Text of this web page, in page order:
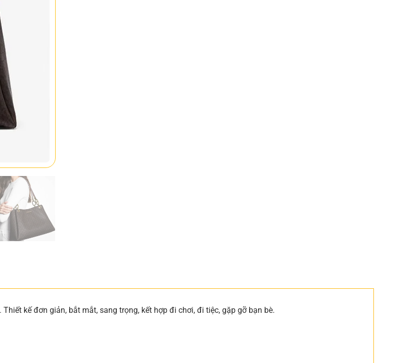
. Thiết kế đơn giản, bắt mắt, sang trọng, kết hợp đi chơi, đi tiệc, gặp gỡ bạn bè.